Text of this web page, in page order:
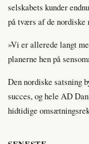
selskabets kunder
på tværs af de nordiske
»Vi er allerede langt
planerne hen på
Den nordiske satsning
succes, og hele AD
hidtidige